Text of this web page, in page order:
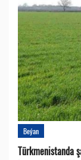
Beýan
Türkmenistanda